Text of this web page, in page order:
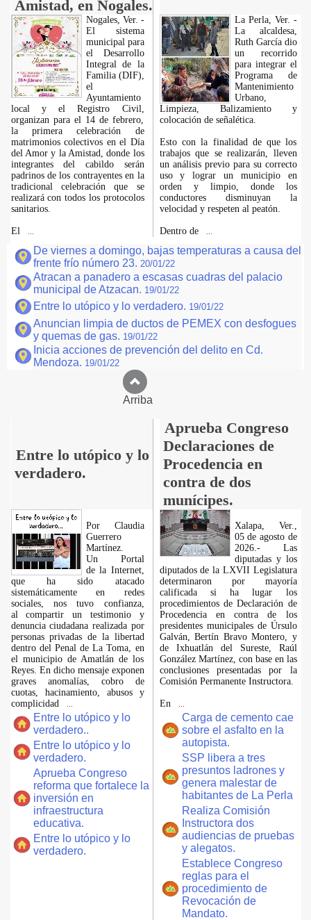
Amistad, en Nogales.
Nogales, Ver. -
El sistema
municipal para
el Desarrollo
Integral de la
Familia (DIF),
el
Ayuntamiento
local y el Registro Civil,
organizan para el 14 de febrero,
la primera celebración de
matrimonios colectivos en el Día
del Amor y la Amistad, donde los
integrantes del cabildo serán
padrinos de los contrayentes en la
tradicional celebración que se
realizará con todos los protocolos
sanitarios.
El
La Perla, Ver. -
La alcaldesa,
Ruth García dio
un recorrido
para integrar el
Programa de
Mantenimiento
Urbano,
Limpieza, Balizamiento y
colocación de señalética.
Esto con la finalidad de que los
trabajos que se realizarán, lleven
un análisis previo para su correcto
uso y lograr un municipio en
orden y limpio, donde los
conductores disminuyan la
velocidad y respeten al peatón.
Dentro de
De viernes a domingo, bajas temperaturas a causa del
frente frío número 23. 20/01/22
Atracan a panadero a escasas cuadras del palacio
municipal de Atzacan. 19/01/22
Entre lo utópico y lo verdadero. 19/01/22
Anuncian limpia de ductos de PEMEX con desfogues
y quemas de gas. 19/01/22
Inicia acciones de prevención del delito en Cd.
Mendoza. 19/01/22
Arriba
Entre lo utópico y lo
verdadero.
Aprueba Congreso
Declaraciones de
Procedencia en
contra de dos
munícipes.
Por Claudia
Guerrero
Martínez.
​Un Portal
de la Internet,
que ha sido atacado
sistemáticamente en redes
sociales, nos tuvo confianza,
al compartir un testimonio y
denuncia ciudadana realizada por
personas privadas de la libertad
dentro del Penal de La Toma, en
el municipio de Amatlán de los
Reyes. En dicho mensaje exponen
graves anomalías, cobro de
cuotas, hacinamiento, abusos y
complicidad
Entre lo utópico y lo
verdadero..
Entre lo utópico y lo
verdadero.
Aprueba Congreso
reforma que fortalece la
inversión en
infraestructura
educativa.
Entre lo utópico y lo
verdadero.
Xalapa, Ver.,
05 de agosto de
2026.- Las
diputadas y los
diputados de la LXVII Legislatura
determinaron por mayoría
calificada si ha lugar los
procedimientos de Declaración de
Procedencia en contra de los
presidentes municipales de Úrsulo
Galván, Bertín Bravo Montero, y
de Ixhuatlán del Sureste, Raúl
González Martínez, con base en las
conclusiones presentadas por la
Comisión Permanente Instructora.
En
Carga de cemento cae
sobre el asfalto en la
autopista.
SSP libera a tres
presuntos ladrones y
genera malestar de
habitantes de La Perla
Realiza Comisión
Instructora dos
audiencias de pruebas
y alegatos.
Establece Congreso
reglas para el
procedimiento de
Revocación de
Mandato.